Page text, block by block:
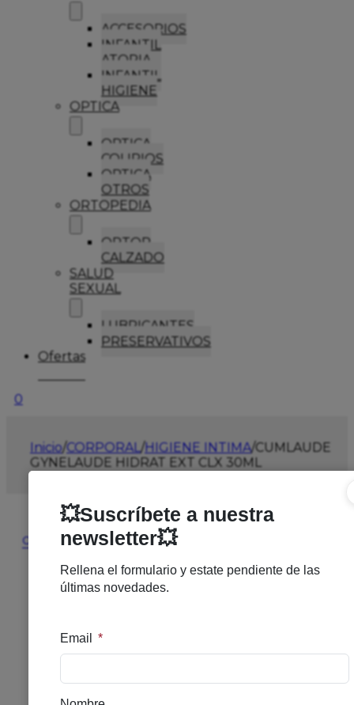
ACCESORIOS
INFANTIL
ATOPIA
INFANTIL
HIGIENE
OPTICA
OPTICA
COLIRIOS
OPTICA
OTROS
ORTOPEDIA
ORTOP
CALZADO
SALUD
SEXUAL
LUBRICANTES
PRESERVATIVOS
Ofertas
0
Inicio/CORPORAL/HIGIENE INTIMA/CUMLAUDE
GYNELAUDE HIDRAT EXT CLX 30ML
🔍